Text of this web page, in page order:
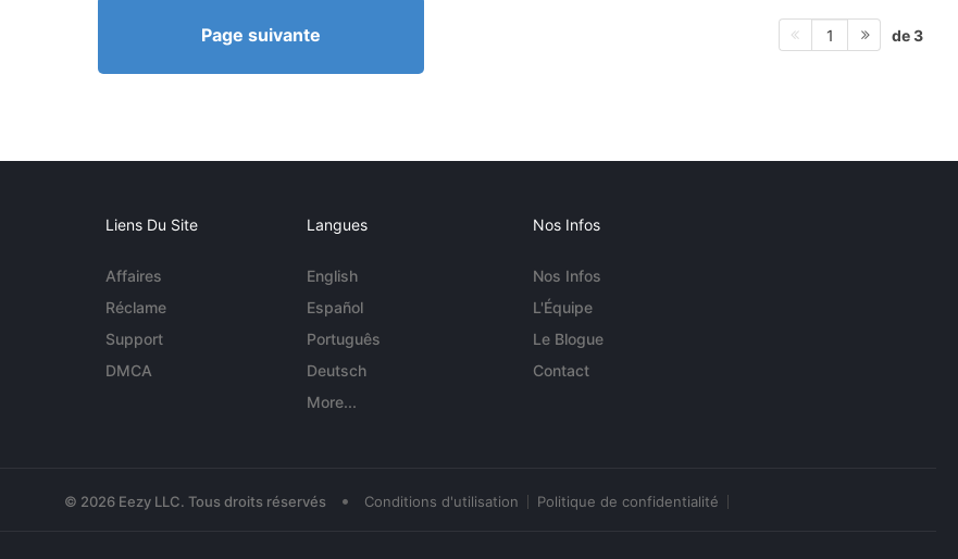
Page suivante 1 de 3
Liens Du Site
Affaires
Réclame
Support
DMCA
Langues
English
Español
Português
Deutsch
More...
Nos Infos
Nos Infos
L'Équipe
Le Blogue
Contact
© 2026 Eezy LLC. Tous droits réservés • Conditions d'utilisation Politique de confidentialité